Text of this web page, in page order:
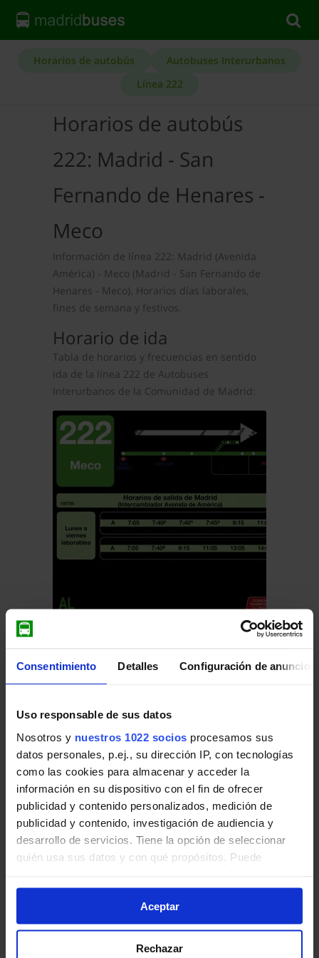
Consentimiento Detalles Configuración de anuncios
Uso responsable de sus datos
Nosotros y nuestros 1022 socios procesamos sus
datos personales, p.ej., su dirección IP, con tecnologías
como las cookies para almacenar y acceder la
información en su dispositivo con el fin de ofrecer
publicidad y contenido personalizados, medición de
publicidad y contenido, investigación de audiencia y
desarrollo de servicios. Tiene la opción de seleccionar
quién usa sus datos y con qué propósitos. Puede
momento desde la Declaración de cookies o clicando en
el Menú de consentimiento.
Si lo permite, también quisiéramos:
Aceptar
Rechazar
Horarios de autobús
Autobuses Interurbanos
Línea 222
Horarios de autobús
222: Madrid - San
Fernando de Henares -
Meco
Información de línea 222: Madrid (Avenida
América) - Meco (Madrid - San Fernando de
Henares - Meco). Horarios días laborales,
fines de semana y festivos.
Horario de ida
Tabla de horarios y frecuencias en sentido
ida de la línea 222 de Autobuses
Interurbanos de la Comunidad de Madrid:
de idacompleto.
Horario de vuelta
Tabla de horarios y frecuencias en sentido
vuelta de la línea 222 de Autobuses
Interurbanos de la Comunidad de Madrid: